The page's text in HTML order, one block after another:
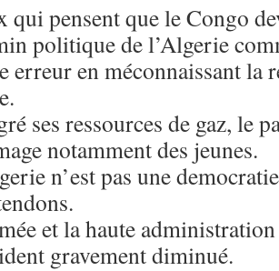
qui pensent que le Congo
politique de l’Algerie
erreur en méconnaissant la
ses ressources de gaz, le
notamment des jeunes.
n’est pas une
et la haute
gravement diminué.